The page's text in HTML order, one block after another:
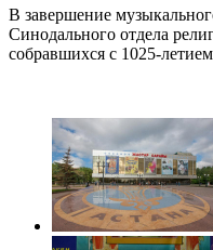
В завершение
Синодального отдела
собравшихся с 1025-